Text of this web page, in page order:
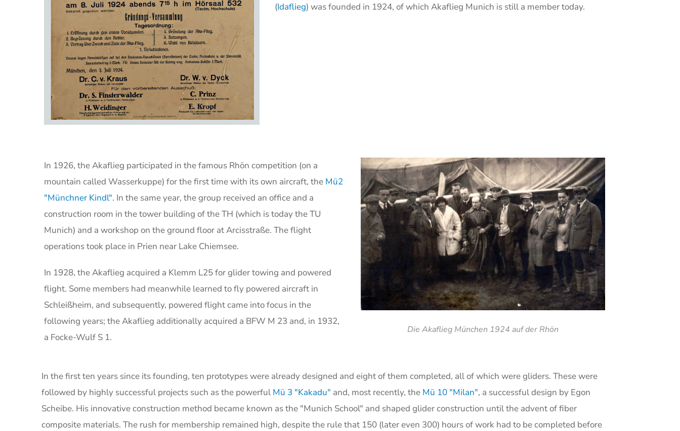
(Idaflieg) was founded in 1924, of which Akaflieg Munich is still a member today.
In 1926, the Akaflieg participated in the famous Rhön competition (on a
mountain called Wasserkuppe) for the first time with its own aircraft, the Mü2
"Münchner Kindl". In the same year, the group received an office and a
construction room in the tower building of the TH (which is today the TU
Munich) and a workshop on the ground floor at Arcisstraße. The flight
operations took place in Prien near Lake Chiemsee.
In 1928, the Akaflieg acquired a Klemm L25 for glider towing and powered
flight. Some members had meanwhile learned to fly powered aircraft in
Schleißheim, and subsequently, powered flight came into focus in the
following years; the Akaflieg additionally acquired a BFW M 23 and, in 1932,
a Focke-Wulf S 1.
Die Akaflieg München 1924 auf der Rhön
In the first ten years since its founding, ten prototypes were already designed and eight of them completed, all of which were gliders. These were
followed by highly successful projects such as the powerful Mü 3 "Kakadu" and, most recently, the Mü 10 "Milan", a successful design by Egon
Scheibe. His innovative construction method became known as the "Munich School" and shaped glider construction until the advent of fiber
composite materials. The rush for membership remained high, despite the rule that 150 (later even 300) hours of work had to be completed before